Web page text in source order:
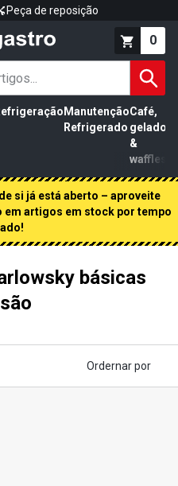
Peça de reposição
0
Manutenção
Refrigerado
Café,
gelados
&
waffles
si já está aberto – aproveite
artigos em stock por tempo
básicas
Ordernar por